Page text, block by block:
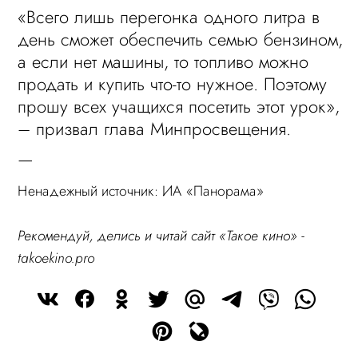
«Всего лишь перегонка одного литра в
день сможет обеспечить семью бензином,
а если нет машины, то топливо можно
продать и купить что-то нужное. Поэтому
прошу всех учащихся посетить этот урок»,
– призвал глава Минпросвещения.
—
Ненадежный источник: ИА «Панорама»
Рекомендуй, делись и читай сайт «Такое кино» -
takoekino.pro